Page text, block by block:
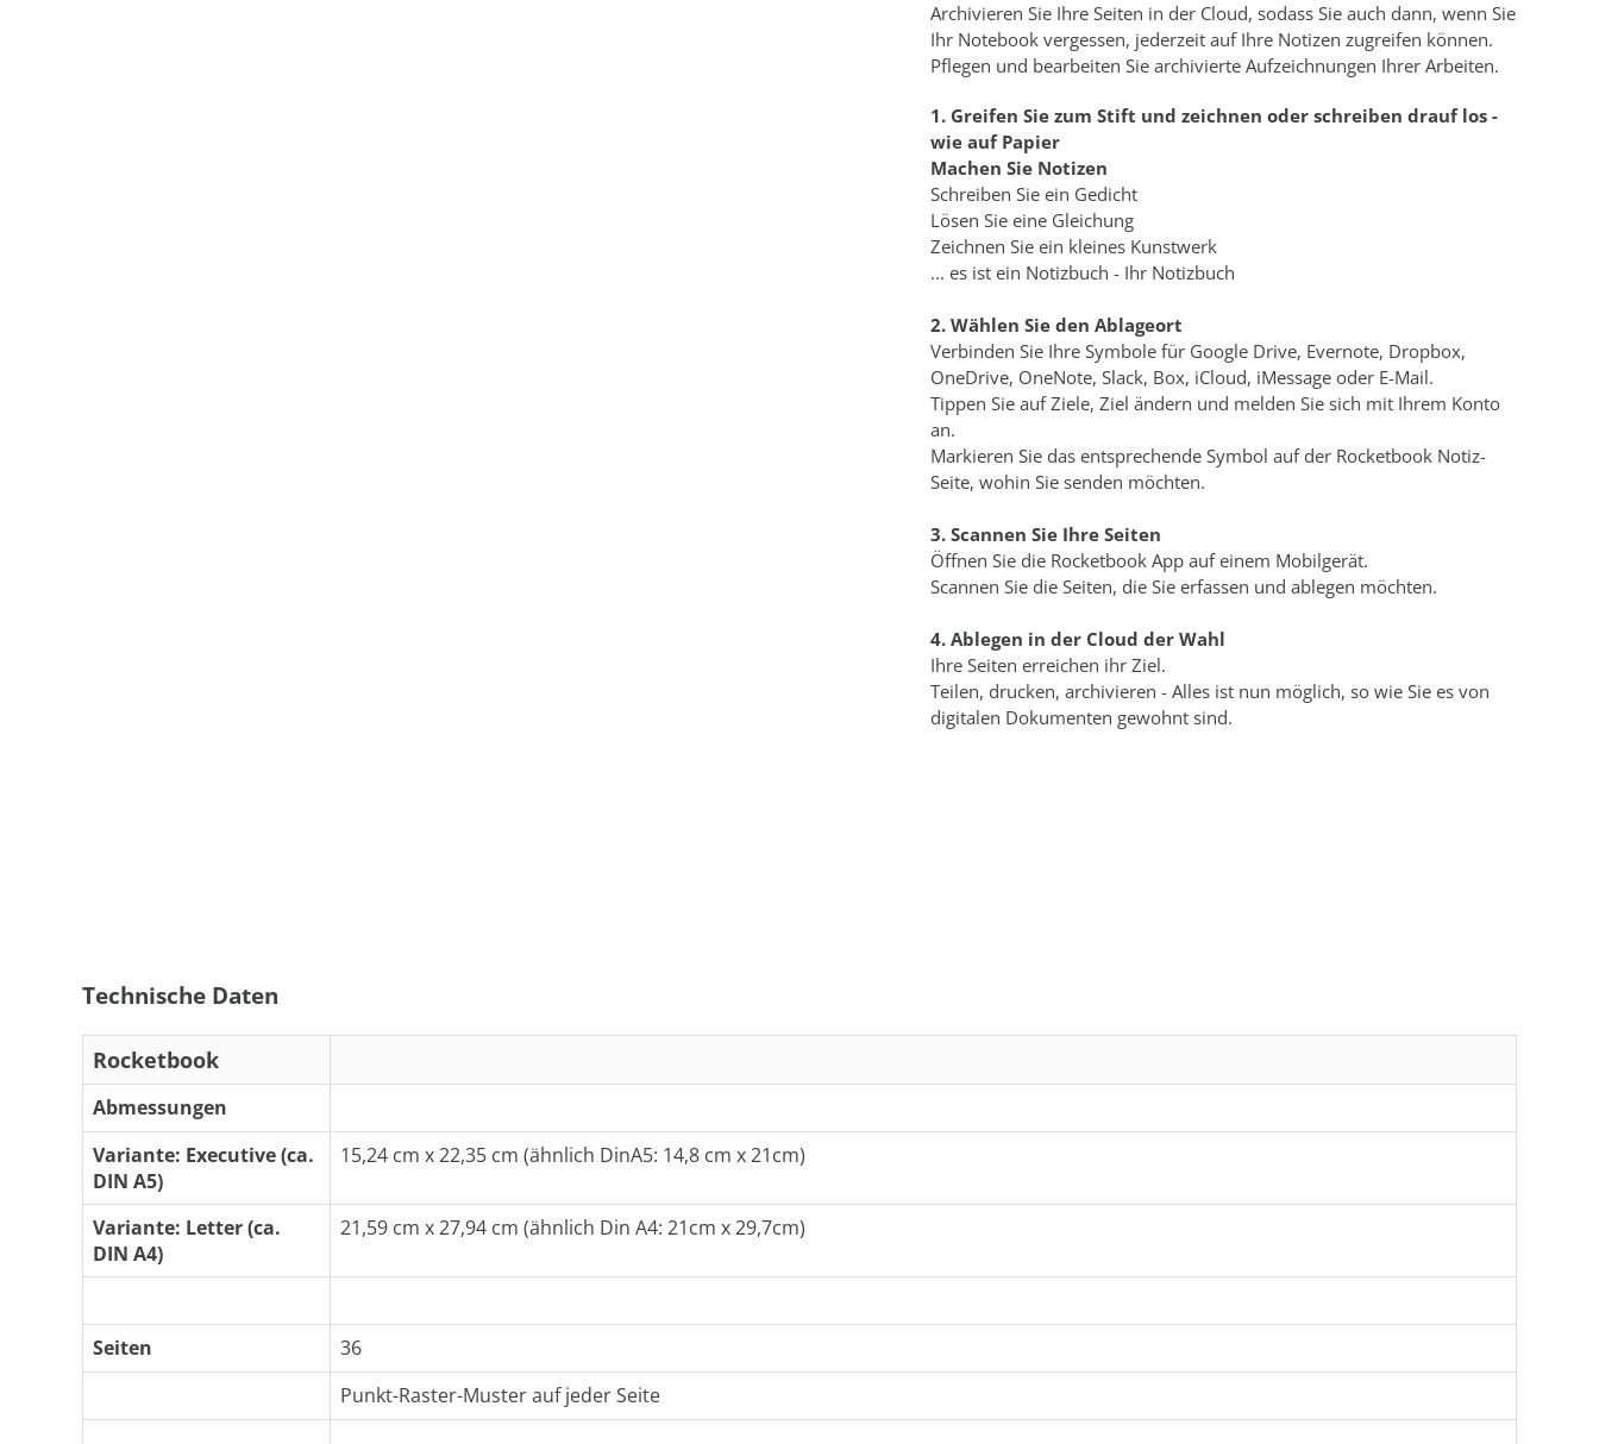
Archivieren Sie Ihre Seiten in der Cloud, sodass Sie auch dann, wenn Sie
Ihr Notebook vergessen, jederzeit auf Ihre Notizen zugreifen können.
Pflegen und bearbeiten Sie archivierte Aufzeichnungen Ihrer Arbeiten.
1. Greifen Sie zum Stift und zeichnen oder schreiben drauf los -
wie auf Papier
Machen Sie Notizen
Schreiben Sie ein Gedicht
Lösen Sie eine Gleichung
Zeichnen Sie ein kleines Kunstwerk
... es ist ein Notizbuch - Ihr Notizbuch
2. Wählen Sie den Ablageort
Verbinden Sie Ihre Symbole für Google Drive, Evernote, Dropbox,
OneDrive, OneNote, Slack, Box, iCloud, iMessage oder E-Mail.
Tippen Sie auf Ziele, Ziel ändern und melden Sie sich mit Ihrem Konto
an.
Markieren Sie das entsprechende Symbol auf der Rocketbook Notiz-
Seite, wohin Sie senden möchten.
3. Scannen Sie Ihre Seiten
Öffnen Sie die Rocketbook App auf einem Mobilgerät.
Scannen Sie die Seiten, die Sie erfassen und ablegen möchten.
4. Ablegen in der Cloud der Wahl
Ihre Seiten erreichen ihr Ziel.
Teilen, drucken, archivieren - Alles ist nun möglich, so wie Sie es von
digitalen Dokumenten gewohnt sind.
Technische Daten
Rocketbook
Abmessungen
Variante: Executive (ca.
DIN A5)
15,24 cm x 22,35 cm (ähnlich DinA5: 14,8 cm x 21cm)
Variante: Letter (ca.
DIN A4)
21,59 cm x 27,94 cm (ähnlich Din A4: 21cm x 29,7cm)
Seiten
36
Punkt-Raster-Muster auf jeder Seite